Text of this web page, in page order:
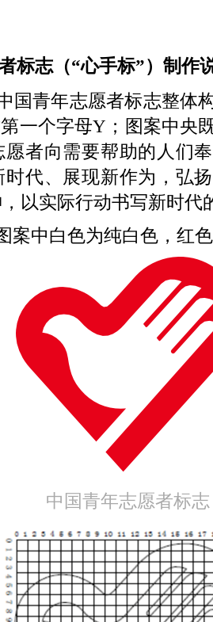
标志（“心手标”）制作
国青年志愿者标志整体
一个字母Y；图案中央
者向需要帮助的人们
代、展现新作为，弘
以实际行动书写新时代
案中白色为纯白色，红
中国青年志愿者标志